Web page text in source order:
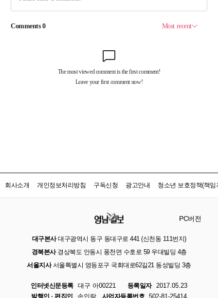
회사소개 개인정보처리방침 구독신청 광고안내 청소년 보호정책(책임
PC버전
대구본사대구광역시 동구 동대구로 441 (신천동 111번지)
경북본사경상북도 안동시 풍천면 수호로 59 우대빌딩 4층
서울지사서울특별시 영등포구 국회대로62길21 동성빌딩 3층
인터넷신문등록 대구 아00221 등록일자
2017.05.23
발행인 · 편집인
손인락 사업자등록번호 502-81-25414